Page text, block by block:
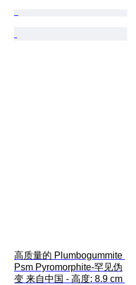
高质量的 Plumbogummite
Psm Pyromorphite-罕见伪
变 来自中国 - 高度: 8.9 cm